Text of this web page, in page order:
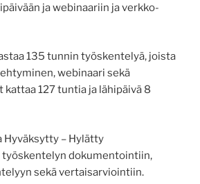
ja webinaariin ja verkko-
135 tunnin työskentelyä, joista
webinaari sekä
127 tuntia ja lähipäivä 8
– Hylätty
dokumentointiin,
sekä vertaisarviointiin.